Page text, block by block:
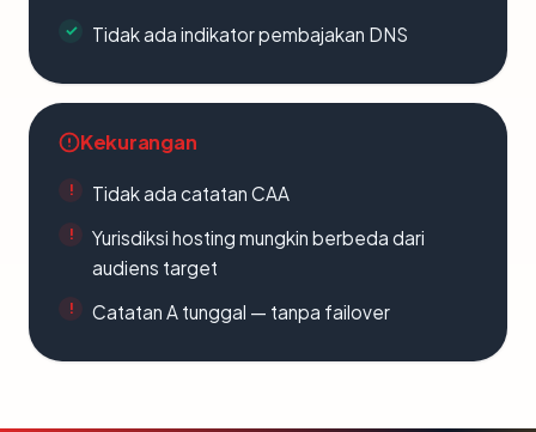
Tidak ada indikator pembajakan DNS
Kekurangan
Tidak ada catatan CAA
Yurisdiksi hosting mungkin berbeda dari
audiens target
Catatan A tunggal — tanpa failover